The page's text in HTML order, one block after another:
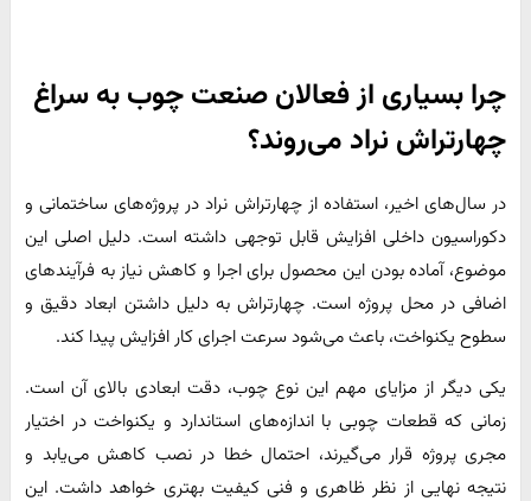
چرا بسیاری از فعالان صنعت چوب به سراغ
چهارتراش نراد می‌روند؟
در سال‌های اخیر، استفاده از چهارتراش نراد در پروژه‌های ساختمانی و
دکوراسیون داخلی افزایش قابل توجهی داشته است. دلیل اصلی این
موضوع، آماده بودن این محصول برای اجرا و کاهش نیاز به فرآیندهای
اضافی در محل پروژه است. چهارتراش‌ به دلیل داشتن ابعاد دقیق و
سطوح یکنواخت، باعث می‌شود سرعت اجرای کار افزایش پیدا کند.
یکی دیگر از مزایای مهم این نوع چوب، دقت ابعادی بالای آن است.
زمانی که قطعات چوبی با اندازه‌های استاندارد و یکنواخت در اختیار
مجری پروژه قرار می‌گیرند، احتمال خطا در نصب کاهش می‌یابد و
نتیجه نهایی از نظر ظاهری و فنی کیفیت بهتری خواهد داشت. این